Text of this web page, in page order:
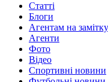
Статті
Блоги
Агентам на замітку
Агенти
Фото
Відео
Спортивні новини